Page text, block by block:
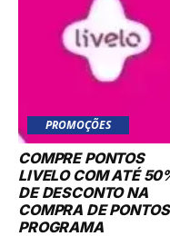
PROMOÇÕES
COMPRE PONTOS
LIVELO COM ATÉ
DE DESCONTO NA
COMPRA DE
PROGRAMA